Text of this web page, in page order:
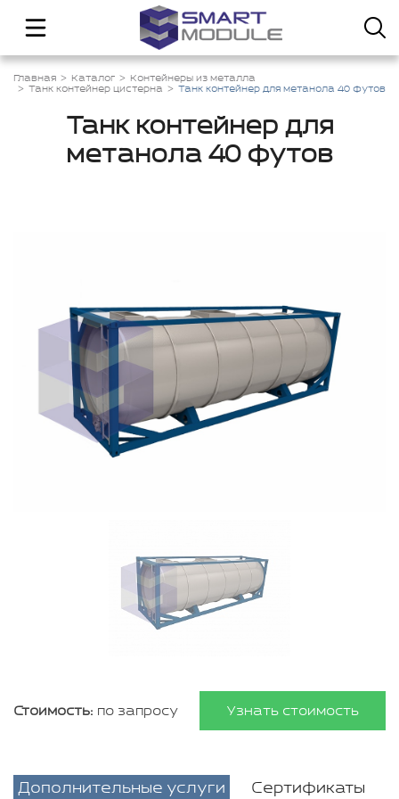
Главная Каталог
Контейнеры из металла
Танк контейнер цистерна
Танк контейнер для метанола 40 футов
Танк контейнер для
метанола 40 футов
Стоимость: по запросу Узнать стоимость
Дополнительные услуги
Сертификаты